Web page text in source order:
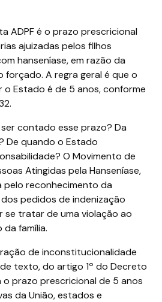
ADPF é o prazo prescricional
ajuizadas pelos filhos
hanseníase, em razão da
forçado. A regra geral é que o
Estado é de 5 anos, conforme
contado esse prazo? Da
De quando o Estado
O Movimento de
Atingidas pela Hanseníase,
pelo reconhecimento da
dos pedidos de indenização
se tratar de uma violação ao
família.
de inconstitucionalidade
texto, do artigo 1º do Decreto
o prazo prescricional de 5 anos
da União, estados e